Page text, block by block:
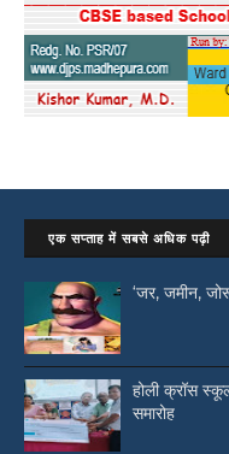
एक सप्ताह में सबसे अधिक पढ़ी
‘जर, जमीन,
होली क्रॉस
समारोह